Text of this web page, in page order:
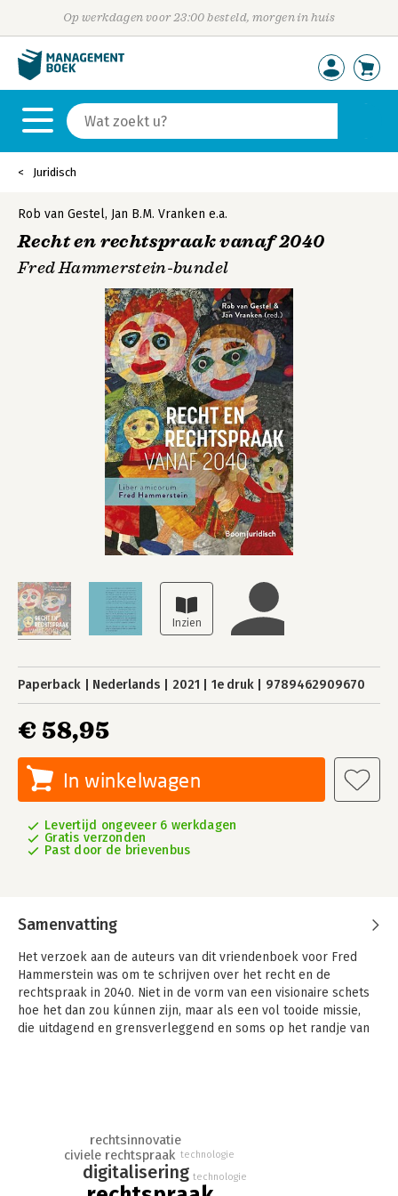
Op werkdagen voor 23:00 besteld, morgen in huis
Juridisch
Rob van Gestel, Jan B.M. Vranken e.a.
Recht en rechtspraak vanaf 2040
Fred Hammerstein-bundel
Paperback Nederlands 2021 1e druk 9789462909670
€ 58,95
In winkelwagen
Levertijd ongeveer 6 werkdagen
Gratis verzonden
Past door de brievenbus
Samenvatting
Het verzoek aan de auteurs van dit vriendenboek voor Fred
Hammerstein was om te schrijven over het recht en de
rechtspraak in 2040. Niet in de vorm van een visionaire schets
hoe het dan zou kúnnen zijn, maar als een vol tooide missie,
die uitdagend en grensverleggend en soms op het randje van
over digitalisering en dystopische ai-rechters, over het
aanpakken van de afhandeling van massaschade en algemeen
belang-vorderingen, of over het opschonen van veel
digitalisering
civiele rechtspraak
rechtsinnovatie
technologie
technologie